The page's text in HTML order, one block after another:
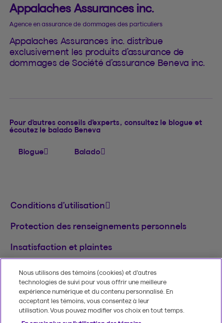
Appalaches Assurances inc.
Agence en assurance de dommages des particuliers
Appalaches Assurances inc. distribue
exclusivement les produits d’assurance de
dommages de Société d’assurance Beneva inc.
Pour d’autres conseils d’experts, consultez le blogue et
écoutez le balado Beneva
Blogue Balado
Conditions d’utilisation
Protection des renseignements personnels
Insatisfaction et plaintes
© 2020-2026, Beneva inc. MD Le nom et le logo
Beneva sont des marques de commerce de
Groupe Beneva inc. utilisées sous licence.
Nous utilisons des témoins (cookies) et d’autres
technologies de suivi pour vous offrir une meilleure
expérience numérique et du contenu personnalisé. En
acceptant les témoins, vous consentez à leur
utilisation. Vous pouvez modifier vos choix en tout temps.